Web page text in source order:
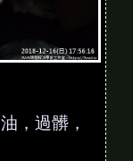
，過髒，